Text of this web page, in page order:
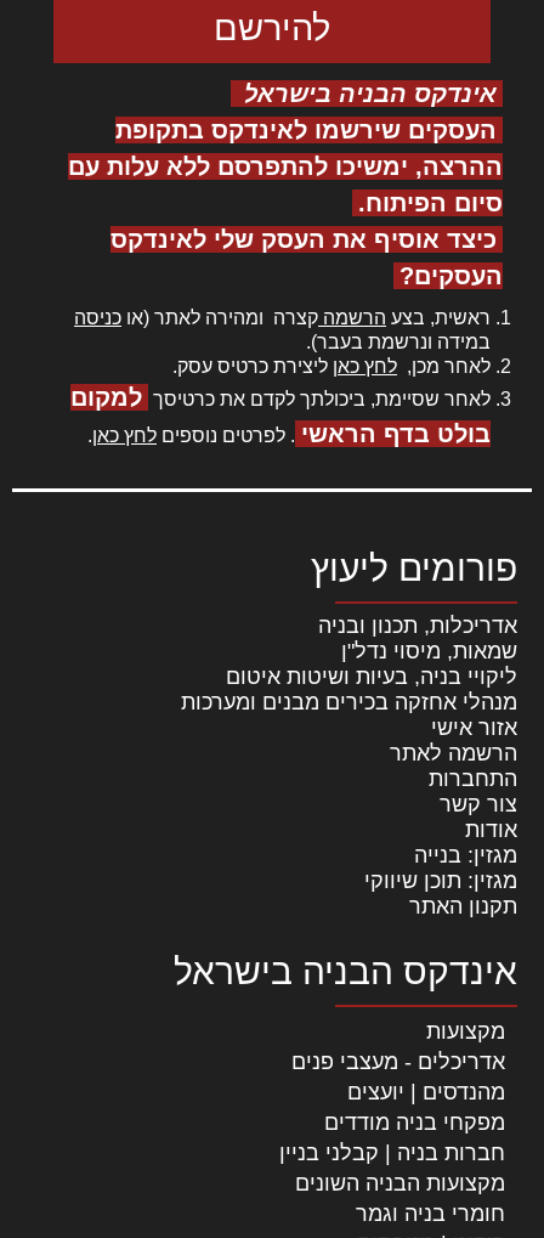
אינדקס הבניה בישראל
העסקים שירשמו לאינדקס בתקופת
ההרצה, ימשיכו להתפרסם ללא עלות עם
סיום הפיתוח.
כיצד אוסיף את העסק שלי לאינדקס
העסקים?
ראשית, בצע הרשמה קצרה ומהירה לאתר (או כניסה
במידה ונרשמת בעבר).
לאחר מכן, לחץ כאן ליצירת כרטיס עסק.
לאחר שסיימת, ביכולתך לקדם את כרטיסך למקום
בולט בדף הראשי . לפרטים נוספים לחץ כאן.
פורומים ליעוץ
אדריכלות, תכנון ובניה
שמאות, מיסוי נדל"ן
ליקויי בניה, בעיות ושיטות איטום
מנהלי אחזקה בכירים מבנים ומערכות
אזור אישי
הרשמה לאתר
התחברות
צור קשר
אודות
מגזין: בנייה
מגזין: תוכן שיווקי
תקנון האתר
אינדקס הבניה בישראל
מקצועות
אדריכלים - מעצבי פנים
מהנדסים | יועצים
מפקחי בניה מודדים
חברות בניה | קבלני בניין
מקצועות הבניה השונים
חומרי בניה וגמר